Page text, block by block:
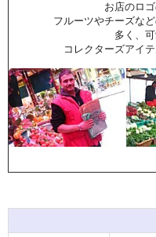
お店のロ
フルーツやチーズな
多く、
コレクターズアイ